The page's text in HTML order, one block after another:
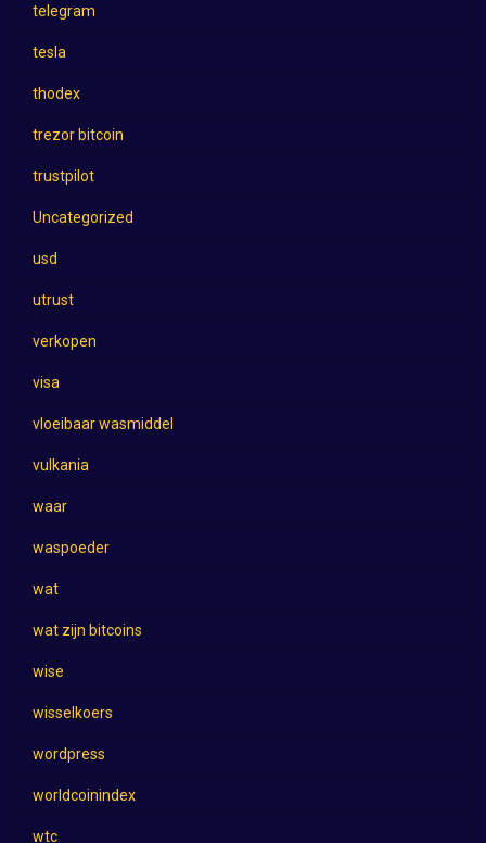
telegram
tesla
thodex
trezor bitcoin
trustpilot
Uncategorized
usd
utrust
verkopen
visa
vloeibaar wasmiddel
vulkania
waar
waspoeder
wat
wat zijn bitcoins
wise
wisselkoers
wordpress
worldcoinindex
wtc